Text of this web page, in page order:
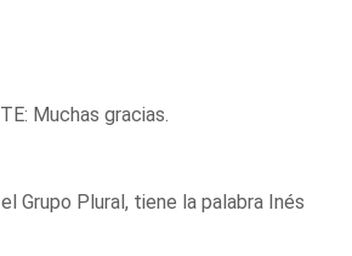
Muchas gracias.
Grupo Plural, tiene la palabra Inés